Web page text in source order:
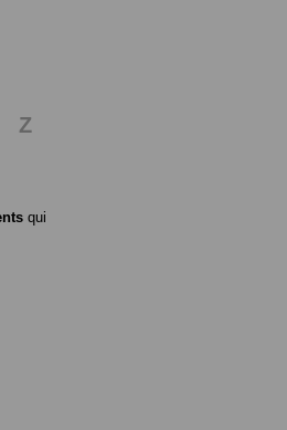
Z
qui